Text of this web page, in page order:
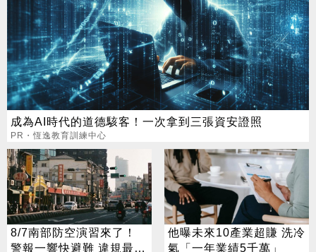
成為AI時代的道德駭客！一次拿到三張資安證照
PR・恆逸教育訓練中心
8/7南部防空演習來了！
警報一響快避難 違規最高
他曝未來10產業超賺 洗冷
氣「一年業績5千萬」